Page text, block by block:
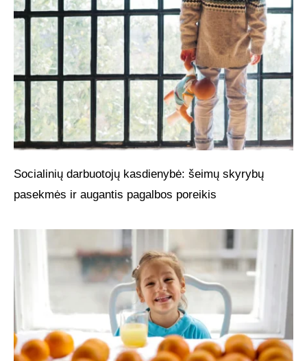
Socialinių darbuotojų kasdienybė: šeimų skyrybų
pasekmės ir augantis pagalbos poreikis